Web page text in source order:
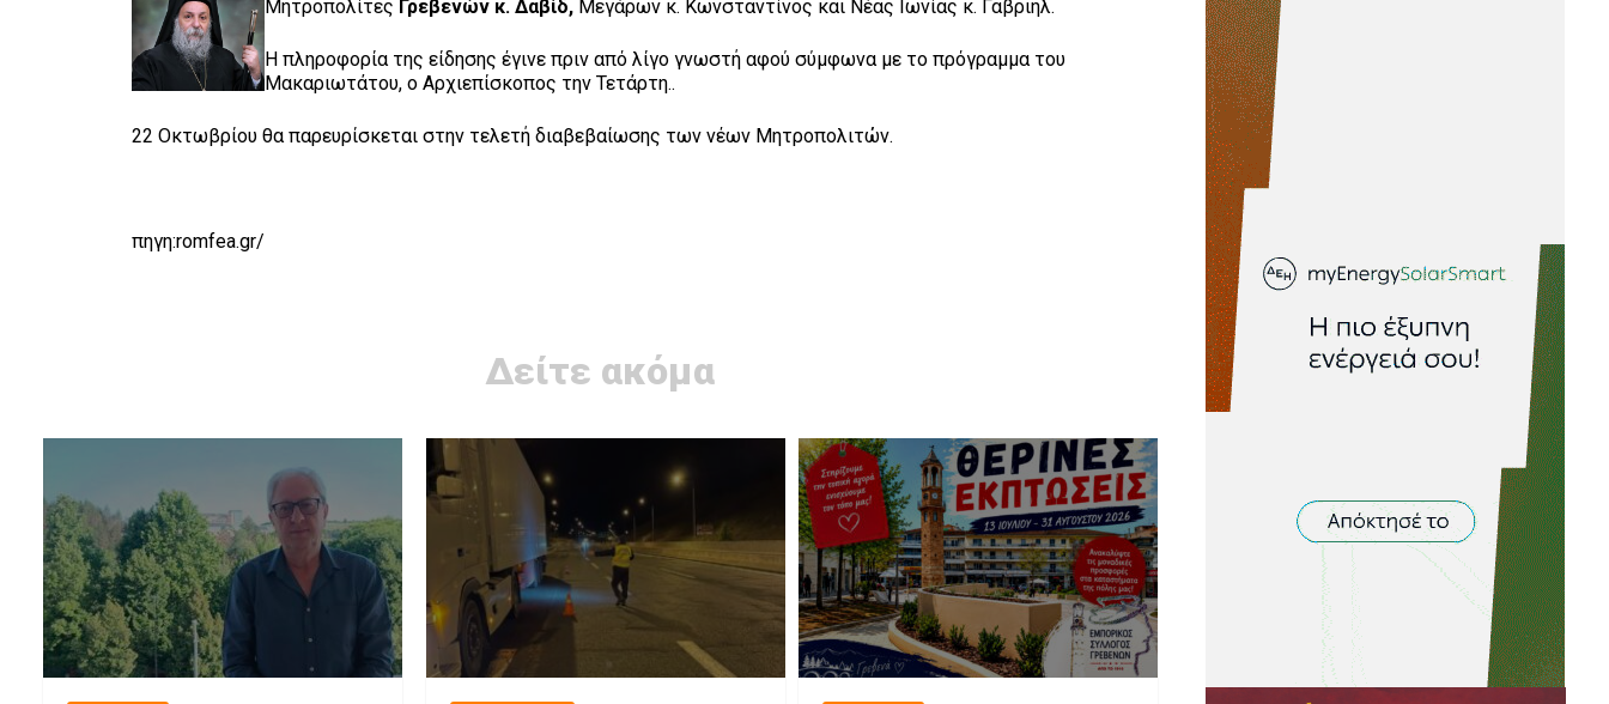
Μητροπολίτες Γρεβενών κ. Δαβίδ, Μεγάρων κ. Κωνσταντίνος και Νέας Ιωνίας κ. Γαβριήλ.
Η πληροφορία της είδησης έγινε πριν από λίγο γνωστή αφού σύμφωνα με το πρόγραμμα του
Μακαριωτάτου, ο Αρχιεπίσκοπος την Τετάρτη..
22 Οκτωβρίου θα παρευρίσκεται στην τελετή διαβεβαίωσης των νέων Μητροπολιτών.
πηγη:romfea.gr/
Δείτε ακόμα